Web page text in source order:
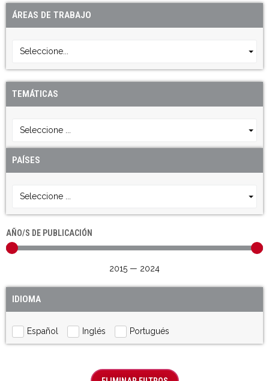
ÁREAS DE TRABAJO
Seleccione...
TEMÁTICAS
Seleccione ...
PAÍSES
Seleccione ...
AÑO/S DE PUBLICACIÓN
2015 — 2024
IDIOMA
Español Inglés Portugués